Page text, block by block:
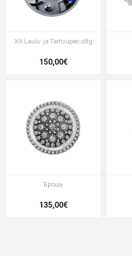
XIII Laulu- ja Tantsupeo sõlg
150,00€
Брошь
135,00€